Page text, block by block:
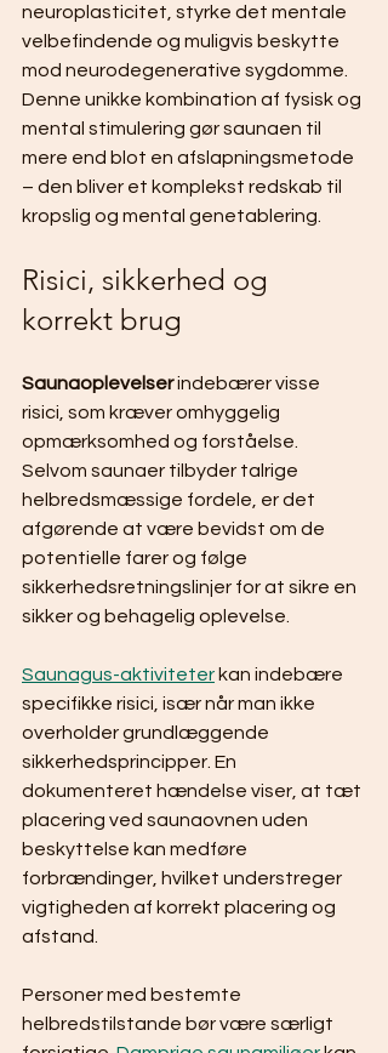
neuroplasticitet, styrke det mentale
velbefindende og muligvis beskytte
mod neurodegenerative sygdomme.
Denne unikke kombination af fysisk og
mental stimulering gør saunaen til
mere end blot en afslapningsmetode
– den bliver et komplekst redskab til
kropslig og mental genetablering.
Risici, sikkerhed og
korrekt brug
Saunaoplevelser indebærer visse
risici, som kræver omhyggelig
opmærksomhed og forståelse.
Selvom saunaer tilbyder talrige
helbredsmæssige fordele, er det
afgørende at være bevidst om de
potentielle farer og følge
sikkerhedsretningslinjer for at sikre en
sikker og behagelig oplevelse.
Saunagus-aktiviteter kan indebære
specifikke risici, især når man ikke
overholder grundlæggende
sikkerhedsprincipper. En
dokumenteret hændelse viser, at tæt
placering ved saunaovnen uden
beskyttelse kan medføre
forbrændinger, hvilket understreger
vigtigheden af korrekt placering og
afstand.
Personer med bestemte
helbredstilstande bør være særligt